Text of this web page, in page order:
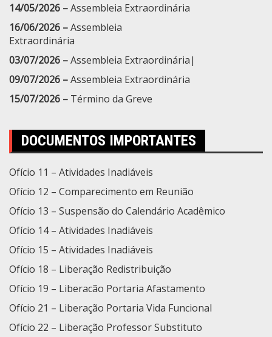
14/05/2026 –Assembleia Extraordinária
16/06/2026 –Assembleia
Extraordinária
03/07/2026 –Assembleia Extraordinária|
09/07/2026 –Assembleia Extraordinária
15/07/2026 – Término da Greve
DOCUMENTOS IMPORTANTES
Ofício 11 – Atividades Inadiáveis
Ofício 12 – Comparecimento em Reunião
Ofício 13 – Suspensão do Calendário Acadêmico
Ofício 14 – Atividades Inadiáveis
Ofício 15 – Atividades Inadiáveis
Ofício 18 – Liberação Redistribuição
Ofício 19 – Liberacão Portaria Afastamento
Ofício 21 – Liberação Portaria Vida Funcional
Ofício 22 – Liberação Professor Substituto